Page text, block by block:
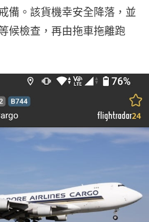
備。該貨機幸安全降落，並
候檢查，再由拖車拖離跑